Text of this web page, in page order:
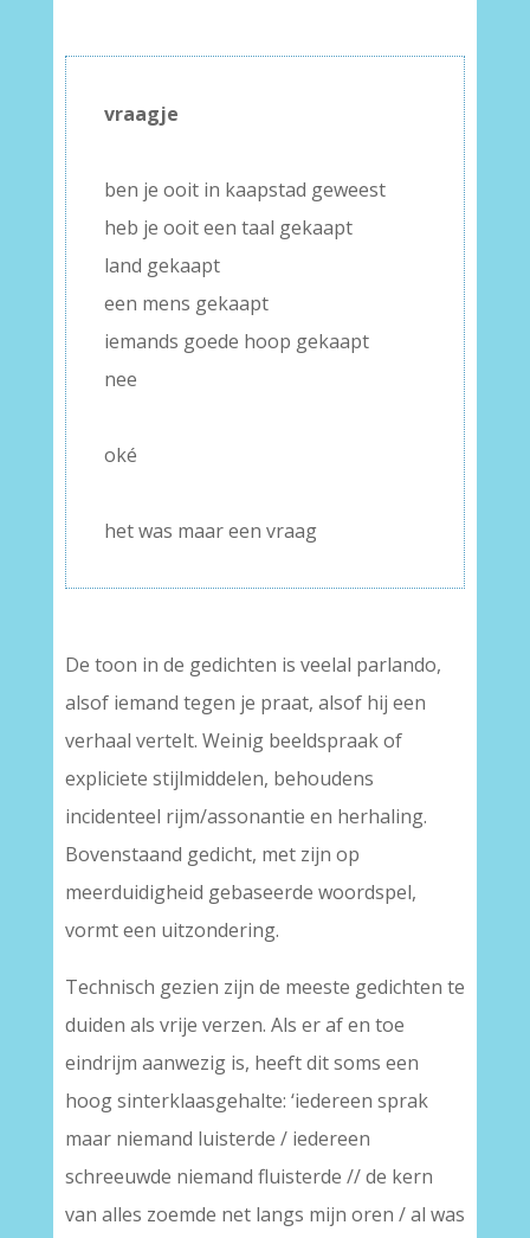
vraagje
ben je ooit in kaapstad geweest
heb je ooit een taal gekaapt
land gekaapt
een mens gekaapt
iemands goede hoop gekaapt
nee
oké
het was maar een vraag
De toon in de gedichten is veelal parlando,
alsof iemand tegen je praat, alsof hij een
verhaal vertelt. Weinig beeldspraak of
expliciete stijlmiddelen, behoudens
incidenteel rijm/assonantie en herhaling.
Bovenstaand gedicht, met zijn op
meerduidigheid gebaseerde woordspel,
vormt een uitzondering.
Technisch gezien zijn de meeste gedichten te
duiden als vrije verzen. Als er af en toe
eindrijm aanwezig is, heeft dit soms een
hoog sinterklaasgehalte: ‘iedereen sprak
maar niemand luisterde / iedereen
schreeuwde niemand fluisterde // de kern
van alles zoemde net langs mijn oren / al was